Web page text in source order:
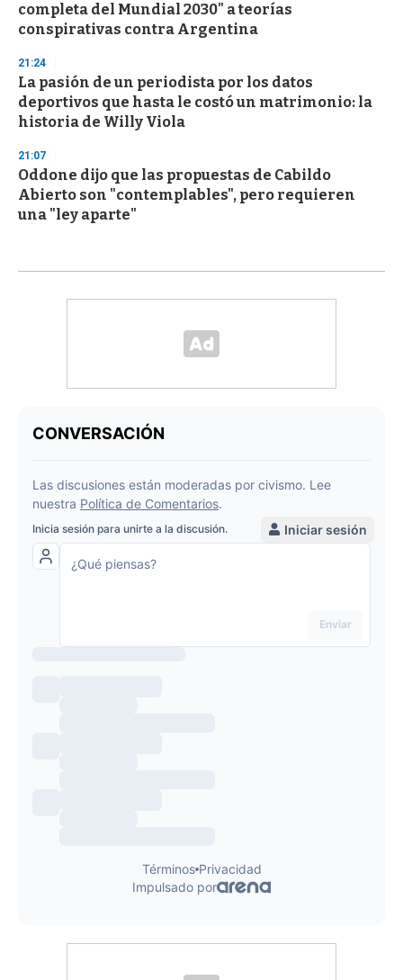
completa del Mundial 2030" a teorías
conspirativas contra Argentina
21:24
La pasión de un periodista por los datos
deportivos que hasta le costó un matrimonio: la
historia de Willy Viola
21:07
Oddone dijo que las propuestas de Cabildo
Abierto son "contemplables", pero requieren
una "ley aparte"